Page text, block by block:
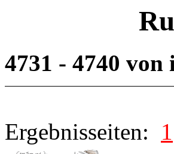
4731 - 4740 von
Ergebnisseiten: 1